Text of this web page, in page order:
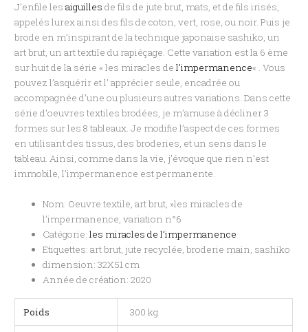
J’enfile lesaiguilles de fils de jute brut, mats, et de fils irisés,
appelés lurex ainsi des fils de coton, vert, rose, ou noir. Puis je
brode en m’inspirant de la technique japonaise sashiko, un
art brut, un art textile du rapiéçage. Cette variation est la 6 ème
sur huit de la série « les miracles del’impermanence« . Vous
pouvez l’asquérir et l’ apprécier seule, encadrée ou
accompagnée d’une ou plusieurs autres variations. Dans cette
série d’oeuvres textiles brodées, je m’amuse à décliner 3
formes sur les 8 tableaux. Je modifie l’aspect de ces formes
en utilisant des tissus, des broderies, et un sens dans le
tableau. Ainsi, comme dans la vie, j’évoque que rien n’est
immobile, l’impermanence est permanente.
Nom: Oeuvre textile, art brut, »les miracles de
l’impermanence, variation n°6
Catégorie:les miracles de l’impermanence
Etiquettes: art brut, jute recyclée, broderie main, sashiko
dimension: 32X51 cm
Année de création: 2020
Poids 300 kg